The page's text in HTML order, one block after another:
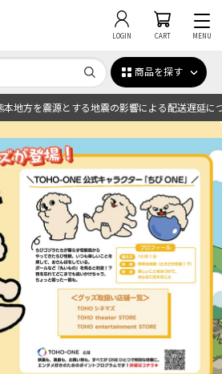
LOGIN CART MENU
商品を探す
本地方を震源とする地震の影響による配送遅延に